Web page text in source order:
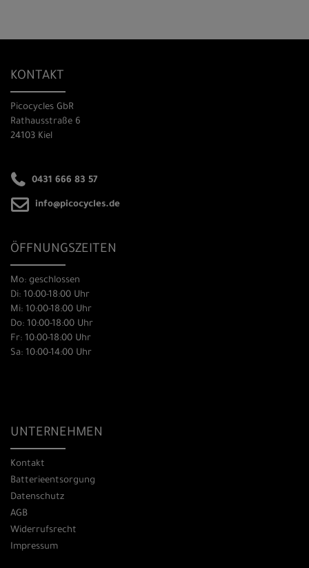
KONTAKT
Picocycles GbR
Rathausstraße 6
24103 Kiel
0431 666 83 57
info@picocycles.de
ÖFFNUNGSZEITEN
Mo: geschlossen
Di: 10:00-18:00 Uhr
Mi: 10:00-18:00 Uhr
Do: 10:00-18:00 Uhr
Fr: 10:00-18:00 Uhr
Sa: 10:00-14:00 Uhr
UNTERNEHMEN
Kontakt
Batterieentsorgung
Datenschutz
AGB
Widerrufsrecht
Impressum